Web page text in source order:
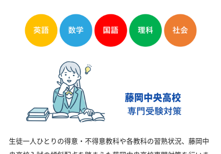
藤岡中央高校
生徒一人ひとりの得意・不得意教科や各教科の習熟状況、藤岡中